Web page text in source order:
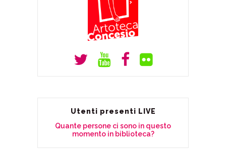
Utenti presenti LIVE
Quante persone ci sono in questo
momento in biblioteca?